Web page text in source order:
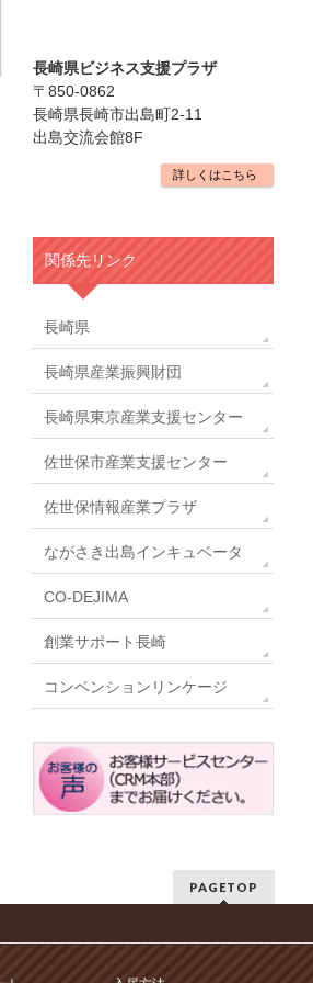
長崎県ビジネス支援プラザ
〒850-0862
長崎県長崎市出島町2-11
出島交流会館8F
詳しくはこちら
関係先リンク
長崎県
長崎県産業振興財団
長崎県東京産業支援センター
佐世保市産業支援センター
佐世保情報産業プラザ
ながさき出島インキュベータ
CO-DEJIMA
創業サポート長崎
コンベンションリンケージ
PAGETOP